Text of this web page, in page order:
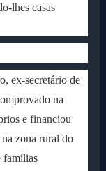
lhes casas
ex-secretário de
na
e financiou
zona rural do
famílias